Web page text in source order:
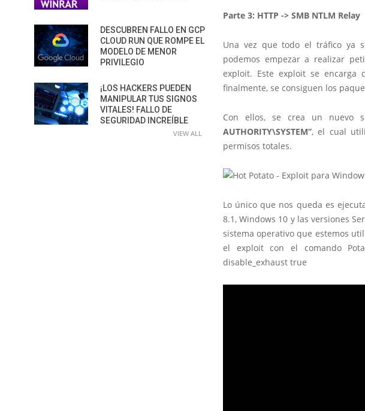
Parte 3: HTTP -> SMB NTLM Relay
Una vez que todo el tráfico ya
podemos empezar a realizar
exploit. Este exploit se
finalmente, se consiguen los
Con ellos, se crea un nuevo
AUTHORITY\SYSTEM”, el cual
permisos totales.
Lo único que nos queda es
8.1, Windows 10 y las versiones
sistema operativo que estemos
el exploit con el comando
disable_exhaust true
DESCUBREN FALLO EN GCP
CLOUD RUN QUE ROMPE EL
MODELO DE MENOR
PRIVILEGIO
¡LOS HACKERS PUEDEN
MANIPULAR TUS SIGNOS
VITALES! FALLO DE
SEGURIDAD INCREÍBLE
VIEW ALL